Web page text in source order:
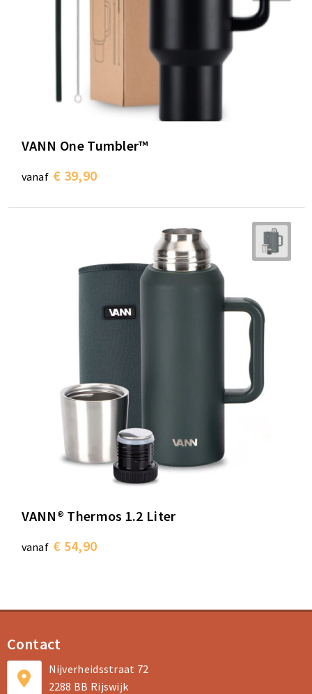
VANN One Tumbler™
vanaf € 39,90
VANN® Thermos 1.2 Liter
vanaf € 54,90
Contact
Nijverheidsstraat 72
2288 BB Rijswijk